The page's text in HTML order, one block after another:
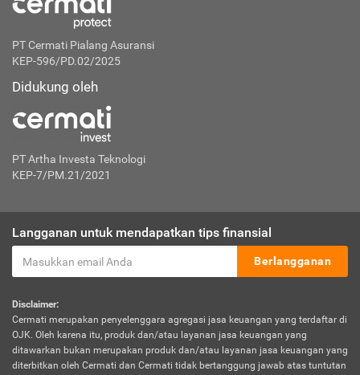
PT Cermati Pialang Asuransi
KEP-596/PD.02/2025
Didukung oleh
PT Artha Investa Teknologi
KEP-7/PM.21/2021
Langganan untuk mendapatkan tips finansial
Berlangganan
Disclaimer:
Cermati merupakan penyelenggara agregasi jasa keuangan yang terdaftar di
OJK. Oleh karena itu, produk dan/atau layanan jasa keuangan yang
ditawarkan bukan merupakan produk dan/atau layanan jasa keuangan yang
diterbitkan oleh Cermati dan Cermati tidak bertanggung jawab atas tuntutan